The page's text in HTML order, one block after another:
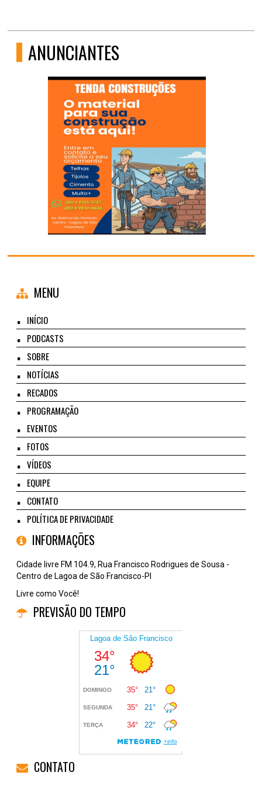
ANUNCIANTES
MENU
INÍCIO
PODCASTS
SOBRE
NOTÍCIAS
RECADOS
PROGRAMAÇÃO
EVENTOS
FOTOS
VÍDEOS
EQUIPE
CONTATO
POLÍTICA DE PRIVACIDADE
INFORMAÇÕES
Cidade livre FM 104.9, Rua Francisco Rodrigues de Sousa -
Centro de Lagoa de São Francisco-PI
Livre como Você!
PREVISÃO DO TEMPO
CONTATO